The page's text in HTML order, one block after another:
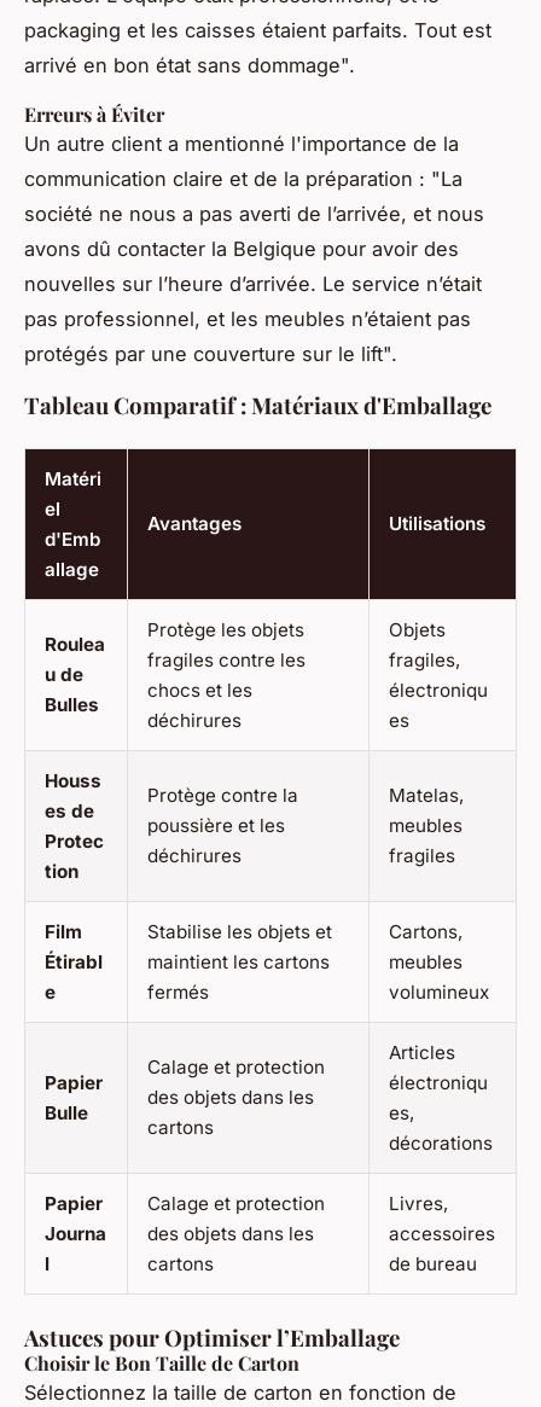
packaging et les caisses étaient parfaits. Tout est
arrivé en bon état sans dommage".
Erreurs à Éviter
Un autre client a mentionné l'importance de la
communication claire et de la préparation : "La
société ne nous a pas averti de l’arrivée, et nous
avons dû contacter la Belgique pour avoir des
nouvelles sur l’heure d’arrivée. Le service n’était
pas professionnel, et les meubles n’étaient pas
protégés par une couverture sur le lift".
Tableau Comparatif : Matériaux d'Emballage
Matéri
el
d'Emb
allage
Avantages Utilisations
Roulea
u de
Bulles
Protège les objets
fragiles contre les
chocs et les
déchirures
Objets
fragiles,
électroniqu
es
Houss
es de
Protec
tion
Protège contre la
poussière et les
déchirures
Matelas,
meubles
fragiles
Film
Étirabl
e
Stabilise les objets et
maintient les cartons
fermés
Cartons,
meubles
volumineux
Papier
Bulle
Calage et protection
des objets dans les
cartons
Articles
électroniqu
es,
décorations
Papier
Journa
l
Calage et protection
des objets dans les
cartons
Livres,
accessoires
de bureau
Astuces pour Optimiser l’Emballage
Choisir le Bon Taille de Carton
Sélectionnez la taille de carton en fonction de